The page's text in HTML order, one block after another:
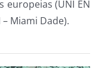
europeias (UNI EN
– Miami Dade).